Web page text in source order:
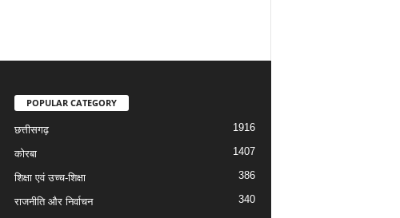
POPULAR CATEGORY
छत्तीसगढ़ 1916
कोरबा 1407
शिक्षा एवं उच्च-शिक्षा 386
राजनीति और निर्वाचन
340